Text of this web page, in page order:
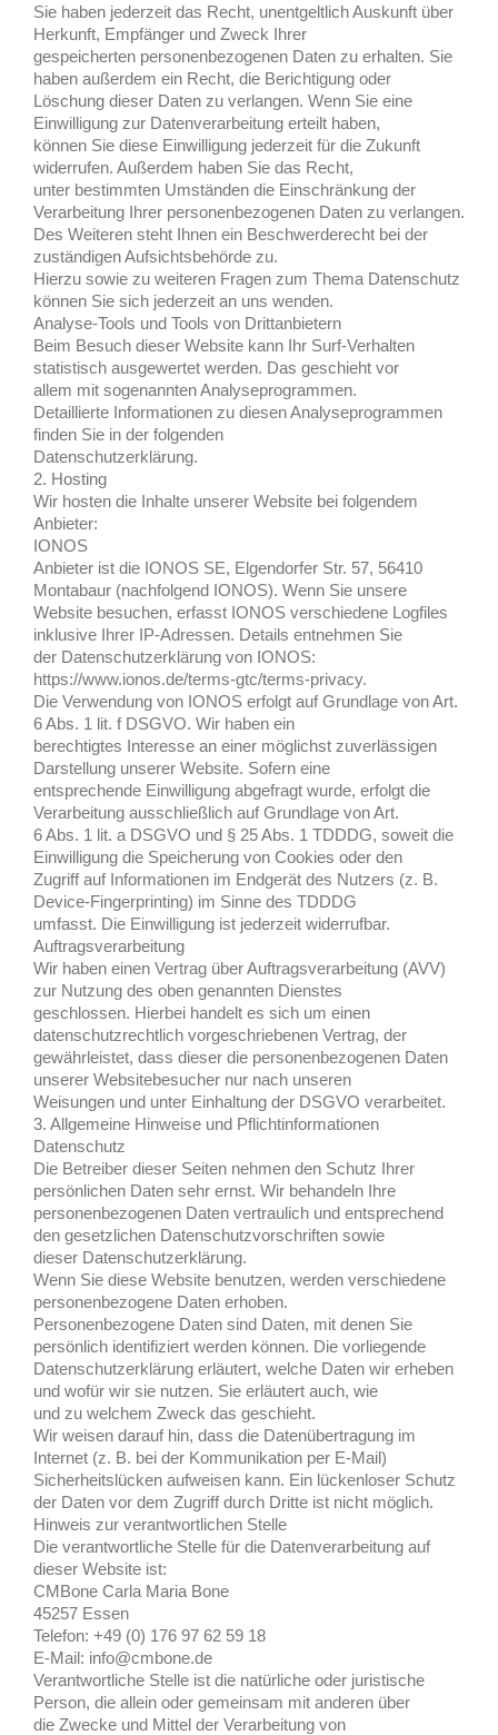
Sie haben jederzeit das Recht, unentgeltlich Auskunft über
Herkunft, Empfänger und Zweck Ihrer
gespeicherten personenbezogenen Daten zu erhalten. Sie
haben außerdem ein Recht, die Berichtigung oder
Löschung dieser Daten zu verlangen. Wenn Sie eine
Einwilligung zur Datenverarbeitung erteilt haben,
können Sie diese Einwilligung jederzeit für die Zukunft
widerrufen. Außerdem haben Sie das Recht,
unter bestimmten Umständen die Einschränkung der
Verarbeitung Ihrer personenbezogenen Daten zu verlangen.
Des Weiteren steht Ihnen ein Beschwerderecht bei der
zuständigen Aufsichtsbehörde zu.
Hierzu sowie zu weiteren Fragen zum Thema Datenschutz
können Sie sich jederzeit an uns wenden.
Analyse-Tools und Tools von Drittanbietern
Beim Besuch dieser Website kann Ihr Surf-Verhalten
statistisch ausgewertet werden. Das geschieht vor
allem mit sogenannten Analyseprogrammen.
Detaillierte Informationen zu diesen Analyseprogrammen
finden Sie in der folgenden
Datenschutzerklärung.
2. Hosting
Wir hosten die Inhalte unserer Website bei folgendem
Anbieter:
IONOS
Anbieter ist die IONOS SE, Elgendorfer Str. 57, 56410
Montabaur (nachfolgend IONOS). Wenn Sie unsere
Website besuchen, erfasst IONOS verschiedene Logfiles
inklusive Ihrer IP-Adressen. Details entnehmen Sie
der Datenschutzerklärung von IONOS:
https://www.ionos.de/terms-gtc/terms-privacy.
Die Verwendung von IONOS erfolgt auf Grundlage von Art.
6 Abs. 1 lit. f DSGVO. Wir haben ein
berechtigtes Interesse an einer möglichst zuverlässigen
Darstellung unserer Website. Sofern eine
entsprechende Einwilligung abgefragt wurde, erfolgt die
Verarbeitung ausschließlich auf Grundlage von Art.
6 Abs. 1 lit. a DSGVO und § 25 Abs. 1 TDDDG, soweit die
Einwilligung die Speicherung von Cookies oder den
Zugriff auf Informationen im Endgerät des Nutzers (z. B.
Device-Fingerprinting) im Sinne des TDDDG
umfasst. Die Einwilligung ist jederzeit widerrufbar.
Auftragsverarbeitung
Wir haben einen Vertrag über Auftragsverarbeitung (AVV)
zur Nutzung des oben genannten Dienstes
geschlossen. Hierbei handelt es sich um einen
datenschutzrechtlich vorgeschriebenen Vertrag, der
gewährleistet, dass dieser die personenbezogenen Daten
unserer Websitebesucher nur nach unseren
Weisungen und unter Einhaltung der DSGVO verarbeitet.
3. Allgemeine Hinweise und Pflichtinformationen
Datenschutz
Die Betreiber dieser Seiten nehmen den Schutz Ihrer
persönlichen Daten sehr ernst. Wir behandeln Ihre
personenbezogenen Daten vertraulich und entsprechend
den gesetzlichen Datenschutzvorschriften sowie
dieser Datenschutzerklärung.
Wenn Sie diese Website benutzen, werden verschiedene
personenbezogene Daten erhoben.
Personenbezogene Daten sind Daten, mit denen Sie
persönlich identifiziert werden können. Die vorliegende
Datenschutzerklärung erläutert, welche Daten wir erheben
und wofür wir sie nutzen. Sie erläutert auch, wie
und zu welchem Zweck das geschieht.
Wir weisen darauf hin, dass die Datenübertragung im
Internet (z. B. bei der Kommunikation per E-Mail)
Sicherheitslücken aufweisen kann. Ein lückenloser Schutz
der Daten vor dem Zugriff durch Dritte ist nicht möglich.
Hinweis zur verantwortlichen Stelle
Die verantwortliche Stelle für die Datenverarbeitung auf
dieser Website ist:
CMBone Carla Maria Bone
45257 Essen
Telefon: +49 (0) 176 97 62 59 18
E-Mail: info@cmbone.de
Verantwortliche Stelle ist die natürliche oder juristische
Person, die allein oder gemeinsam mit anderen über
die Zwecke und Mittel der Verarbeitung von